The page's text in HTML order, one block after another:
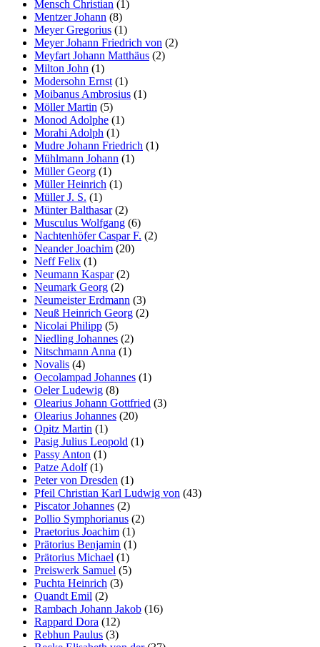
Mensch Christian (1)
Mentzer Johann (8)
Meyer Gregorius (1)
Meyer Johann Friedrich von (2)
Meyfart Johann Matthäus (2)
Milton John (1)
Modersohn Ernst (1)
Moibanus Ambrosius (1)
Möller Martin (5)
Monod Adolphe (1)
Morahi Adolph (1)
Mudre Johann Friedrich (1)
Mühlmann Johann (1)
Müller Georg (1)
Müller Heinrich (1)
Müller J. S. (1)
Münter Balthasar(2)
Musculus Wolfgang (6)
Nachtenhöfer Caspar F. (2)
Neander Joachim (20)
Neff Felix (1)
Neumann Kaspar(2)
Neumark Georg (2)
Neumeister Erdmann (3)
Neuß Heinrich Georg (2)
Nicolai Philipp (5)
Niedling Johannes (2)
Nitschmann Anna (1)
Novalis (4)
Oecolampad Johannes (1)
Oeler Ludewig (8)
Olearius Johann Gottfried (3)
Olearius Johannes (20)
Opitz Martin (1)
Pasig Julius Leopold (1)
Passy Anton (1)
Patze Adolf(1)
Peter von Dresden (1)
Pfeil Christian Karl Ludwig von (43)
Piscator Johannes (2)
Pollio Symphorianus (2)
Praetorius Joachim (1)
Prätorius Benjamin (1)
Prätorius Michael (1)
Preiswerk Samuel (5)
Puchta Heinrich (3)
Quandt Emil (2)
Rambach Johann Jakob (16)
Rappard Dora (12)
Rebhun Paulus (3)